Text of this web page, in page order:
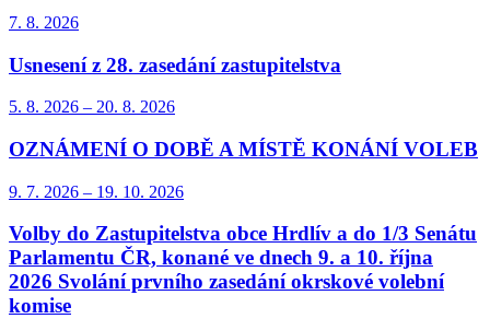
7. 8. 2026
Usnesení z 28. zasedání zastupitelstva
5. 8. 2026 – 20. 8. 2026
OZNÁMENÍ O DOBĚ A MÍSTĚ KONÁNÍ VOLEB
9. 7. 2026 – 19. 10. 2026
Volby do Zastupitelstva obce Hrdlív a do 1/3 Senátu
Parlamentu ČR, konané ve dnech 9. a 10. října
2026 Svolání prvního zasedání okrskové volební
komise